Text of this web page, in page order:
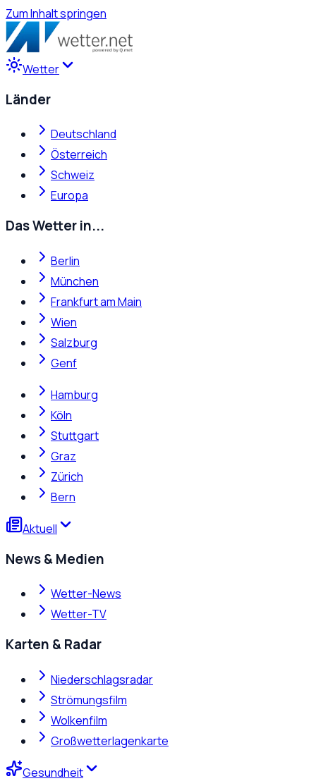
Zum Inhalt springen
Wetter
Länder
Deutschland
Österreich
Schweiz
Europa
Das Wetter in...
Berlin
München
Frankfurt am Main
Wien
Salzburg
Genf
Hamburg
Köln
Stuttgart
Graz
Zürich
Bern
Aktuell
News & Medien
Wetter-News
Wetter-TV
Karten & Radar
Niederschlagsradar
Strömungsfilm
Wolkenfilm
Großwetterlagenkarte
Gesundheit